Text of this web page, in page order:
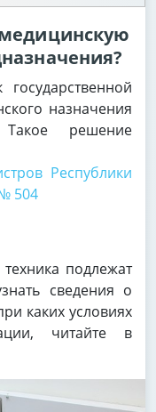
назначения
решение
Республики
504
подлежат
сведения о
каких условиях
читайте в